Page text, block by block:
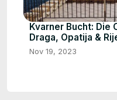
Kvarner Bucht: Die
Draga, Opatija &
Nov 19, 2023